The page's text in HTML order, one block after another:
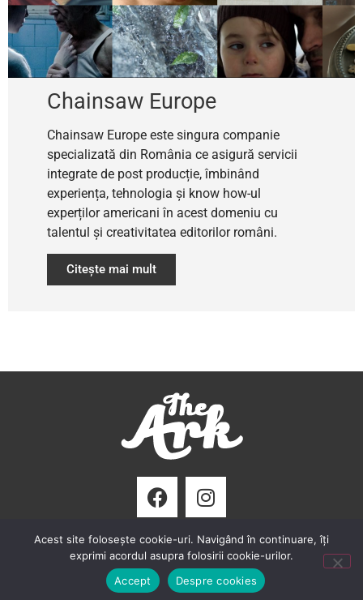
Chainsaw Europe
Chainsaw Europe este singura companie
specializată din România ce asigură servicii
integrate de post producție, îmbinând
experiența, tehnologia și know how-ul
experților americani în acest domeniu cu
talentul și creativitatea editorilor români.
Citește mai mult
TheArk.ro ® Copyright 2024. Toate drepturile rezervate.
Powered byGraffish
Acest site folosește cookie-uri. Navigând în continuare, îți
exprimi acordul asupra folosirii cookie-urilor.
Accept
Despre cookies